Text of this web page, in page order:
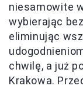
niesamowite
wybierając
eliminując
chwilę, a już
Krakowa.